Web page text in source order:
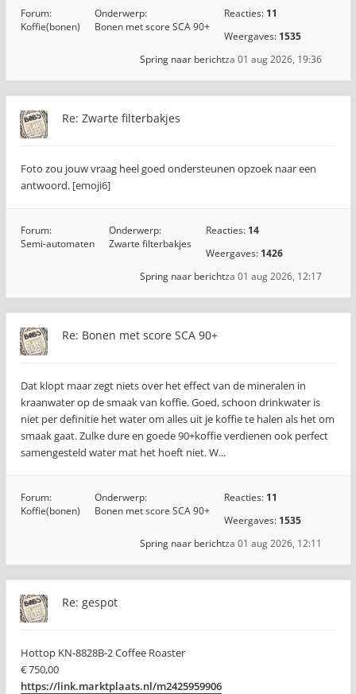
Forum:
Koffie(bonen)
Onderwerp:
Bonen met score SCA 90+
Reacties: 11
Weergaves: 1535
za 01 aug 2026, 19:36
Spring naar bericht
Re: Zwarte filterbakjes
Foto zou jouw vraag heel goed ondersteunen opzoek naar een
antwoord. [emoji6]
Forum:
Semi-automaten
Onderwerp:
Zwarte filterbakjes
Reacties: 14
Weergaves: 1426
za 01 aug 2026, 12:17
Spring naar bericht
Re: Bonen met score SCA 90+
Dat klopt maar zegt niets over het effect van de mineralen in
kraanwater op de smaak van koffie. Goed, schoon drinkwater is
niet per definitie het water om alles uit je koffie te halen als het om
smaak gaat. Zulke dure en goede 90+koffie verdienen ook perfect
samengesteld water mat het hoeft niet. W...
Forum:
Koffie(bonen)
Onderwerp:
Bonen met score SCA 90+
Reacties: 11
Weergaves: 1535
za 01 aug 2026, 12:11
Spring naar bericht
Re: gespot
Hottop KN-8828B-2 Coffee Roaster
€ 750,00
https://link.marktplaats.nl/m2425959906